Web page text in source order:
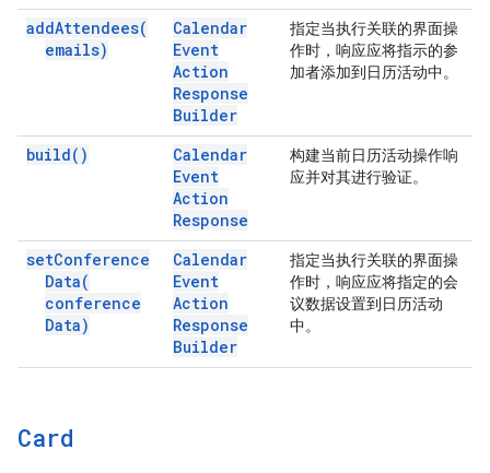
addAttendees(
emails)
Calendar
Event
Action
Response
Builder
指定当执行关联的界面操
作时，响应应将指示的参
加者添加到日历活动中。
build( )
Calendar
Event
Action
Response
构建当前日历活动操作响
应并对其进行验证。
setConference
Data(
conference
Data)
Calendar
Event
Action
Response
Builder
指定当执行关联的界面操
作时，响应应将指定的会
议数据设置到日历活动
中。
Card